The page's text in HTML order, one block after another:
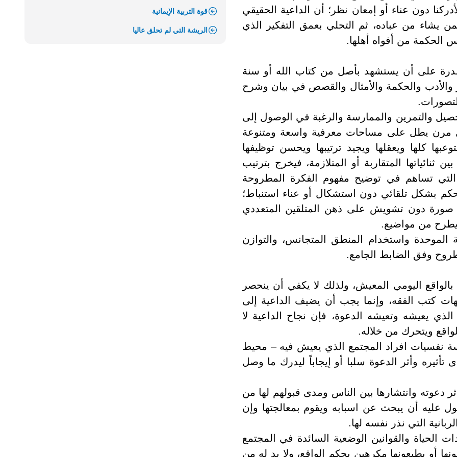
دون عناء أو إمعان نظر؛ أن الداعية الحقيقي
يشاء من عباده، ثم التحلي بعمق التفكير الذي
الحكمة من أفواه أهلها.
على أن يستشهد بأصل من كتاب الله أو سنة
والحكمة والأمثال والقصص في بيان وشرح
.
والتمرين والممارسة والرغبة في الوصول إلى
مرن يطل على مساحات معرفية واسعة ومتنوعة
كلها ويعقلها ويجيد ترتيبها ويحسن توظيفها
ثنائياتها المتقاربة أو المتلازمة، فيخرج بترتيب
تساهم في توضيح مفهوم الفكرة المطروحة
الحكم بشكل تلقائي دون استشكال أو عناء استنباط؛
دون تشويش على ذهن المتلقين المتعددي
يطرح من مواضيع.
واستخدام المنطق المتجانس، والتوازن
وفق الضابط الجامع.
اليومي المعيش، ولذلك لا يكفي أن ينحصر
كتب الفقه، وإنما يجب أن يضيف الداعية إلى
يعيشه وتعيشه الدعوة، فإن نجاح الداعية لا
ويتحرك من خلاله.
نفسيات افراد المجتمع الذي يعيش فيه – محيط
وأثر الدعوة سلبا أو إيجاباً ليدرك ما وصل
دعوته وانتشارها بين الناس ومدى قبولهم لها من
عليه أن يبحث عن اسبابه ويقوم بمعالجتها وإن
التي نذر نفسه لها.
الحياة والقوانين الوضعية السائدة في المجتمع
أو يطيعونها مكرهين بحكم الواقع، ولا بد له من
قوة التربية الإيمانية
الريشة التي لم تحلق عاليا